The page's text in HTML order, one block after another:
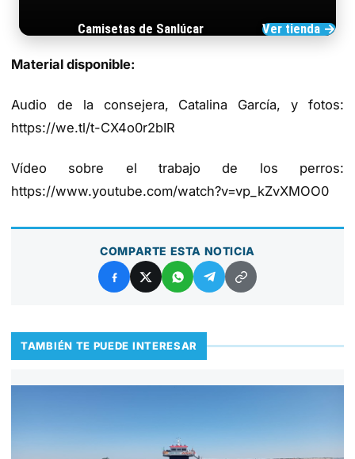
Camisetas de Sanlúcar Ver tienda →
Material disponible:
Audio de la consejera, Catalina García, y fotos:
https://we.tl/t-CX4o0r2bIR
Vídeo sobre el trabajo de los perros:
https://www.youtube.com/watch?v=vp_kZvXMOO0
COMPARTE ESTA NOTICIA
TAMBIÉN TE PUEDE INTERESAR